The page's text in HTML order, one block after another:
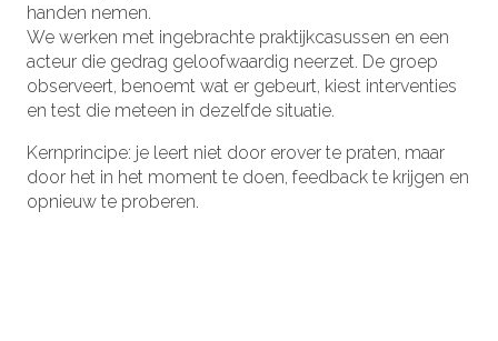
handen nemen.
We werken met ingebrachte praktijkcasussen en een
acteur die gedrag geloofwaardig neerzet. De groep
observeert, benoemt wat er gebeurt, kiest interventies
en test die meteen in dezelfde situatie.
Kernprincipe: je leert niet door erover te praten, maar
door het in het moment te doen, feedback te krijgen en
opnieuw te proberen.